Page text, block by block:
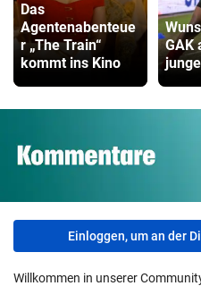
Das
Agentenabenteue
r „The Train“
kommt ins Kino
GAK
Einloggen, um an der
Willkommen in unserer